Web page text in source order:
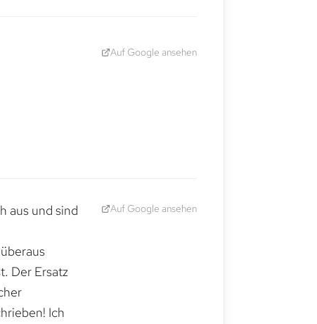
Auf Google ansehen
aus und sind
Der Ersatz
Ich
Auf Google ansehen